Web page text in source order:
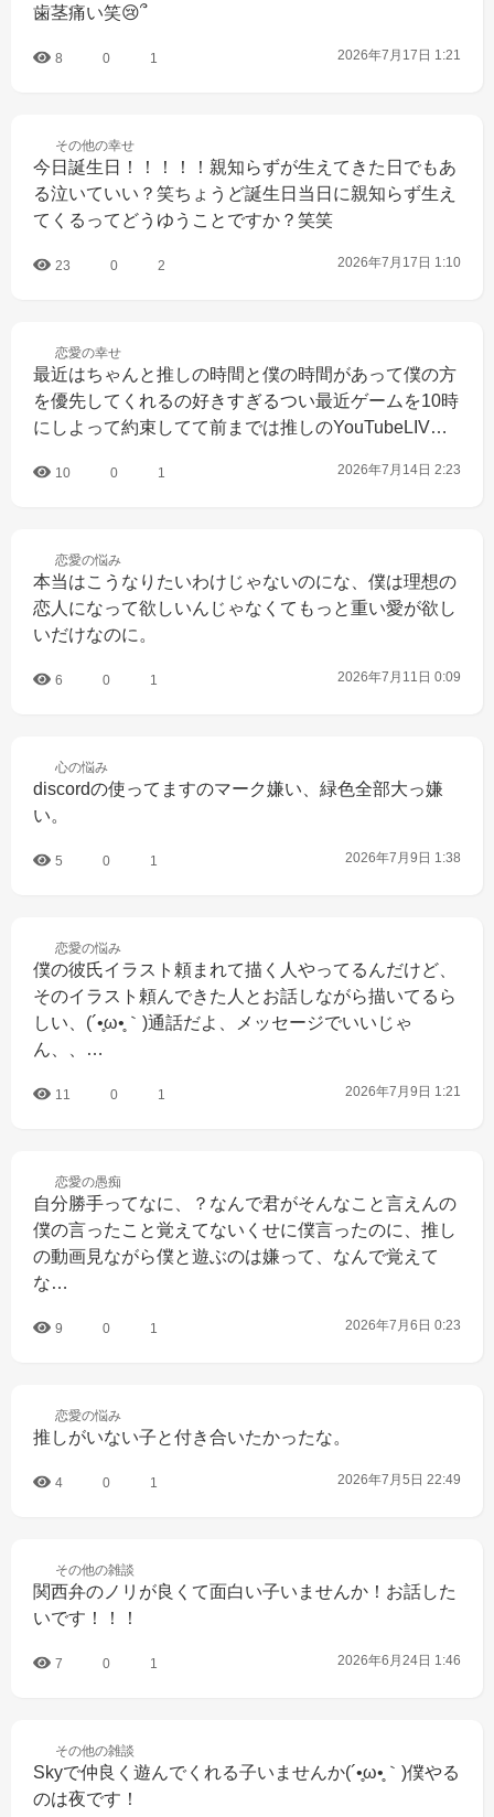
歯茎痛い笑😢՞
8 0 1 2026年7月17日 1:21
その他の幸せ
今日誕生日！！！！！親知らずが生えてきた日でもあ
る泣いていい？笑ちょうど誕生日当日に親知らず生え
てくるってどうゆうことですか？笑笑
23 0 2 2026年7月17日 1:10
恋愛の幸せ
最近はちゃんと推しの時間と僕の時間があって僕の方
を優先してくれるの好きすぎるつい最近ゲームを10時
にしよって約束してて前までは推しのYouTubeLIV…
10 0 1 2026年7月14日 2:23
恋愛の悩み
本当はこうなりたいわけじゃないのにな、僕は理想の
恋人になって欲しいんじゃなくてもっと重い愛が欲し
いだけなのに。
6 0 1 2026年7月11日 0:09
心の悩み
discordの使ってますのマーク嫌い、緑色全部大っ嫌
い。
5 0 1 2026年7月9日 1:38
恋愛の悩み
僕の彼氏イラスト頼まれて描く人やってるんだけど、
そのイラスト頼んできた人とお話しながら描いてるら
しい、(´•̥ω•̥｀)通話だよ、メッセージでいいじゃ
ん、、…
11 0 1 2026年7月9日 1:21
恋愛の愚痴
自分勝手ってなに、？なんで君がそんなこと言えんの
僕の言ったこと覚えてないくせに僕言ったのに、推し
の動画見ながら僕と遊ぶのは嫌って、なんで覚えて
な…
9 0 1 2026年7月6日 0:23
恋愛の悩み
推しがいない子と付き合いたかったな。
4 0 1 2026年7月5日 22:49
その他の雑談
関西弁のノリが良くて面白い子いませんか！お話した
いです！！！
7 0 1 2026年6月24日 1:46
その他の雑談
Skyで仲良く遊んでくれる子いませんか(´•̥ω•̥｀)僕やる
のは夜です！